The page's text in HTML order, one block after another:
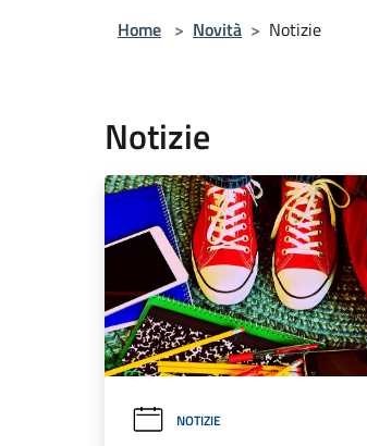
Home > Novità > Notizie
Notizie
NOTIZIE